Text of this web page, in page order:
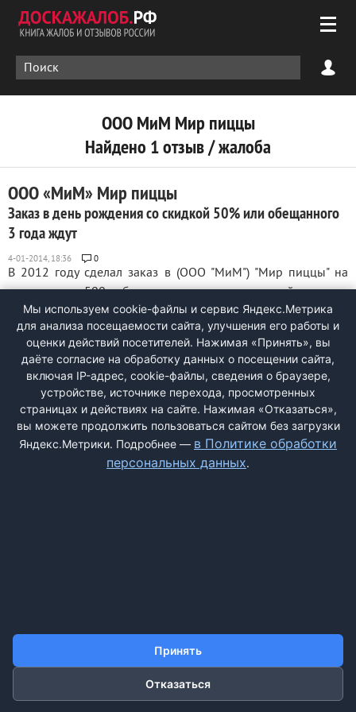
ООО МиМ Мир пиццы
Найдено 1 отзыв / жалоба
ООО «МиМ» Мир пиццы
Заказ в день рождения со скидкой 50% или обещанного
3 года ждут
0
В 2012 году сделал заказ в (ООО "МиМ") "Мир пиццы" на
сумму свыше 500 руб. для получения пластиковой карты со
скидкой. В 2013 году в день рождения решил
воспользоваться заявленной на сайте "уникальной
возможностью сделать заказ по меню в день рождения со
скидкой 50%", ...
ДОБАВИТЬ ЖАЛОБУ
КОНТАКТЫ
Мы используем cookie-файлы и сервис Яндекс.Метрика
для анализа посещаемости сайта, улучшения его работы и
оценки действий посетителей. Нажимая «Принять», вы
даёте согласие на обработку данных о посещении сайта,
включая IP-адрес, cookie-файлы, сведения о браузере,
устройстве, источнике перехода, просмотренных
страницах и действиях на сайте. Нажимая «Отказаться»,
вы можете продолжить пользоваться сайтом без загрузки
Яндекс.Метрики. Подробнее — в Политике обработки
персональных данных.
Принять
Отказаться